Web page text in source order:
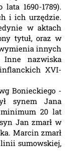
1690-1789).
i ich urzędzie.
w aktach
tytuł, oraz w
innych
Inne nazwiska
XVI-
Bonieckiego -
synem Jana
minimum 20 lat
Jan zmarł w
Marcin zmarł
linii sumowskiej,